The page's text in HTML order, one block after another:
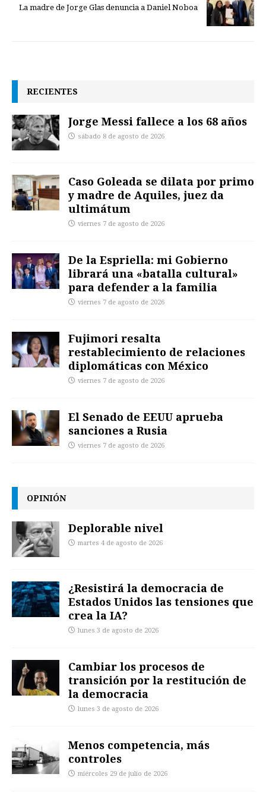
La madre de Jorge Glas denuncia a Daniel Noboa
RECIENTES
Jorge Messi fallece a los 68 años
sábado 8 de agosto de 2026
Caso Goleada se dilata por primo
y madre de Aquiles, juez da
ultimátum
viernes 7 de agosto de 2026
De la Espriella: mi Gobierno
librará una «batalla cultural»
para defender a la familia
viernes 7 de agosto de 2026
Fujimori resalta
restablecimiento de relaciones
diplomáticas con México
viernes 7 de agosto de 2026
El Senado de EEUU aprueba
sanciones a Rusia
viernes 7 de agosto de 2026
OPINIÓN
Deplorable nivel
martes 4 de agosto de 2026
¿Resistirá la democracia de
Estados Unidos las tensiones que
crea la IA?
lunes 3 de agosto de 2026
Cambiar los procesos de
transición por la restitución de
la democracia
lunes 3 de agosto de 2026
Menos competencia, más
controles
miércoles 29 de julio de 2026